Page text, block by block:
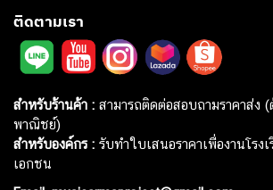
ติดตามเรา
สำหรับร้านค้า : สามารถติดต่อสอบถามราคาส่ง
พาณิชย์)
สำหรับองค์กร : รับทำใบเสนอราคาเพื่องานโรง
เอกชน